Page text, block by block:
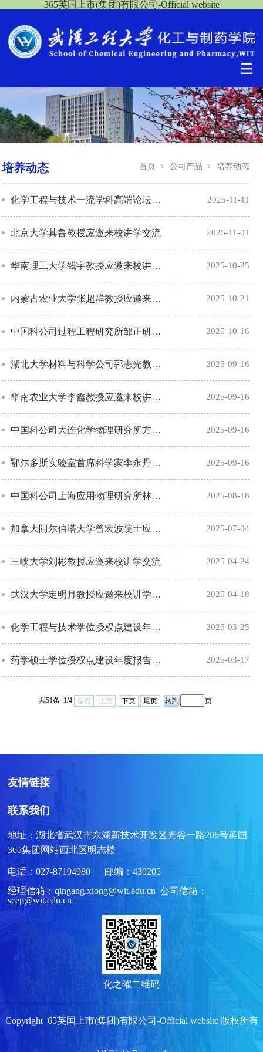
365英国上市(集团)有限公司-Official website
培养动态 首页 > 公司产品 > 培养动态
化学工程与技术一流学科高端论坛学术报告会（十六）《有机太阳能电池关键材料及高... 2025-11-11
北京大学其鲁教授应邀来校讲学交流 2025-11-01
华南理工大学钱宇教授应邀来校讲学交流 2025-10-25
内蒙古农业大学张超群教授应邀来校讲学交流 2025-10-21
中国科公司过程工程研究所邹正研究员应邀来校讲学交流 2025-10-16
湖北大学材料与科学公司郭志光教授应邀来校讲学交流 2025-09-16
华南农业大学李鑫教授应邀来校讲学交流 2025-09-16
中国科公司大连化学物理研究所方晔研究员应邀来校讲学交流 2025-09-16
鄂尔多斯实验室首席科学家李永丹教授应邀来校讲学交流 2025-09-16
中国科公司上海应用物理研究所林俊研究员应邀来校讲学交流 2025-08-18
加拿大阿尔伯塔大学曾宏波院士应邀来校学术交流 2025-07-04
三峡大学刘彬教授应邀来校讲学交流 2025-04-24
武汉大学定明月教授应邀来校讲学交流 2025-04-18
化学工程与技术学位授权点建设年度报告 （2024年） 2025-03-25
药学硕士学位授权点建设年度报告 （2024年） 2025-03-17
共51条 1/4 首页 上页 下页 尾页 页
友情链接
联系我们
地址：湖北省武汉市东湖新技术开发区光谷一路206号英国
365集团网站西北区明志楼
电话：027-87194980 邮编：430205
经理信箱：qingang.xiong@wit.edu.cn 公司信箱：
scep@wit.edu.cn
化之曜二维码
Copyright 65英国上市(集团)有限公司-Official website 版权所有